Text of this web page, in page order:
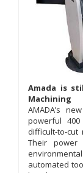
Amada is
Machining
AMADA’s
powerful
difficult-to-
Their
automated